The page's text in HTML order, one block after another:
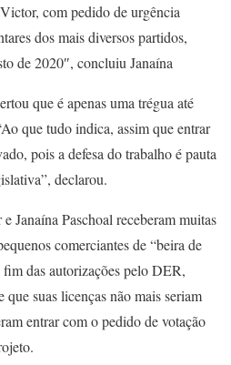
com pedido de urgência
dos mais diversos partidos,
de 2020″, concluiu Janaína
que é apenas uma trégua até
que tudo indica, assim que entrar
pois a defesa do trabalho é pauta
declarou.
Janaína Paschoal receberam muitas
comerciantes de “beira de
das autorizações pelo DER,
suas licenças não mais seriam
entrar com o pedido de votação